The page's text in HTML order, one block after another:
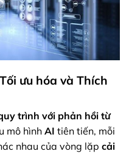
ưu hóa và Thích
trình với phản hồi từ
mô hình AI tiên tiến, mỗi
nhau của vòng lặp cải